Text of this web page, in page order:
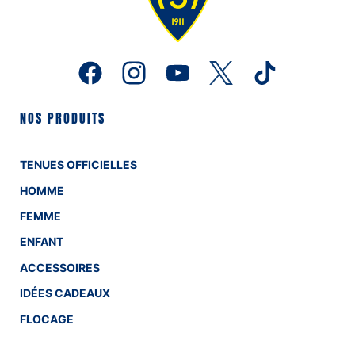
NOS PRODUITS
TENUES OFFICIELLES
HOMME
FEMME
ENFANT
ACCESSOIRES
IDÉES CADEAUX
FLOCAGE